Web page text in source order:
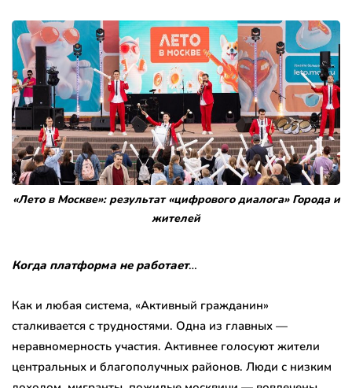
«Лето в Москве»: результат «цифрового диалога» Города и
жителей
Когда платформа не работает…
Как и любая система, «Активный гражданин»
сталкивается с трудностями. Одна из главных —
неравномерность участия. Активнее голосуют жители
центральных и благополучных районов. Люди с низким